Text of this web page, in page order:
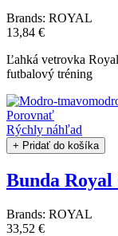
Brands: ROYAL
13,84 €
Ľahká vetrovka
futbalový tréning
Porovnať
Rýchly náhľad
+ Pridať do košíka
Bunda Royal
Brands: ROYAL
33,52 €